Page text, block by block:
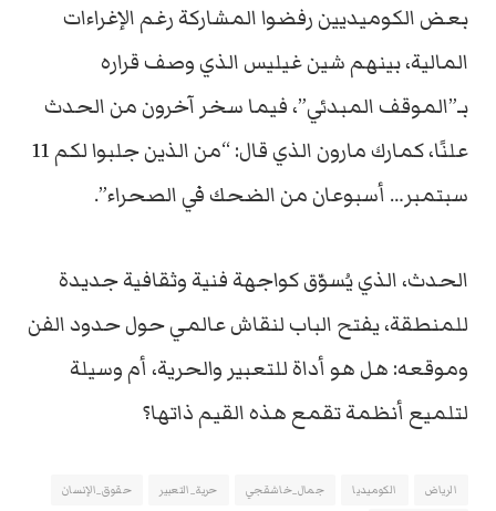
بعض الكوميديين رفضوا المشاركة رغم الإغراءات
المالية، بينهم شين غيليس الذي وصف قراره
بـ”الموقف المبدئي”، فيما سخر آخرون من الحدث
علنًا، كمارك مارون الذي قال: “من الذين جلبوا لكم 11
سبتمبر… أسبوعان من الضحك في الصحراء”.
الحدث، الذي يُسوّق كواجهة فنية وثقافية جديدة
للمنطقة، يفتح الباب لنقاش عالمي حول حدود الفن
وموقعه: هل هو أداة للتعبير والحرية، أم وسيلة
لتلميع أنظمة تقمع هذه القيم ذاتها؟
الرياض الكوميديا جمال_خاشقجي حرية_التعبير حقوق_الإنسان